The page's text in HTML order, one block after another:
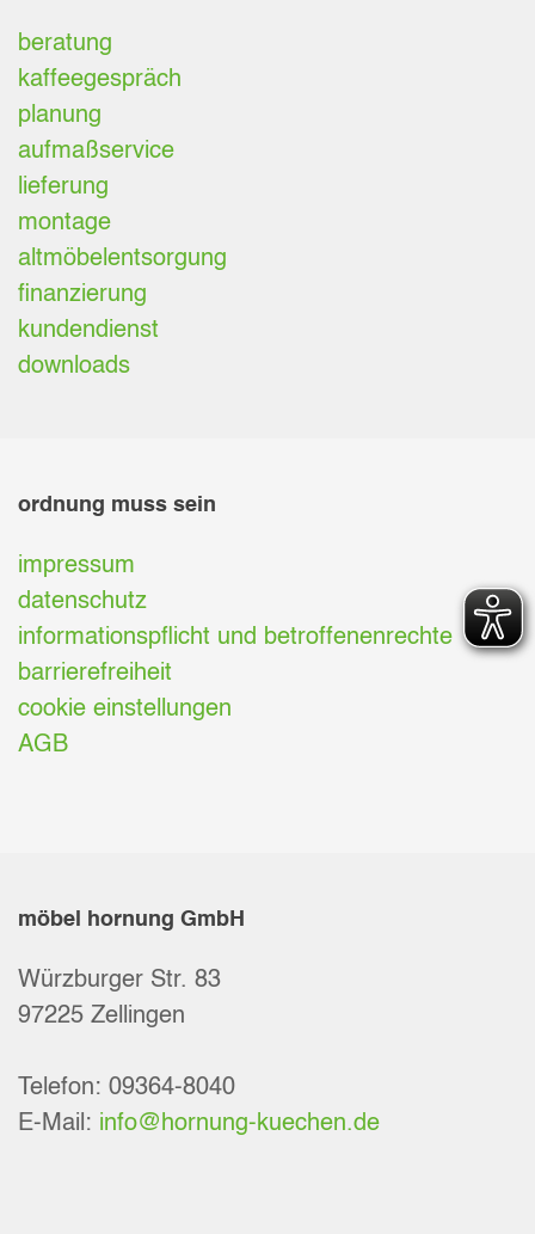
beratung
kaffeegespräch
planung
aufmaßservice
lieferung
montage
altmöbelentsorgung
finanzierung
kundendienst
downloads
ordnung muss sein
impressum
datenschutz
informationspflicht und betroffenenrechte
barrierefreiheit
cookie einstellungen
AGB
möbel hornung GmbH
Würzburger Str. 83
97225 Zellingen
Telefon: 09364-8040
E-Mail: info@hornung-kuechen.de